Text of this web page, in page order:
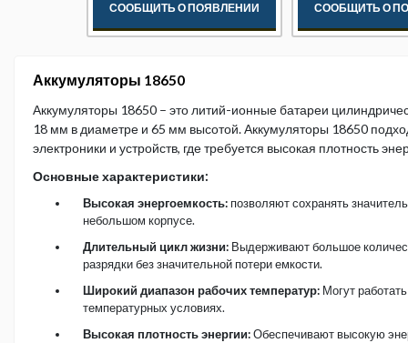
СООБЩИТЬ О ПОЯВЛЕНИИ СООБЩИТЬ О
Аккумуляторы 18650
Аккумуляторы 18650 – это литий-ионные батареи
18 мм в диаметре и 65 мм высотой. Аккумуляторы 18650
электроники и устройств, где требуется высокая плотность
Основные характеристики:
Высокая энергоемкость: позволяют сохранять
небольшом корпусе.
Длительный цикл жизни: Выдерживают большое
разрядки без значительной потери емкости.
Широкий диапазон рабочих температур: Могут
температурных условиях.
Высокая плотность энергии:Обеспечивают высокую